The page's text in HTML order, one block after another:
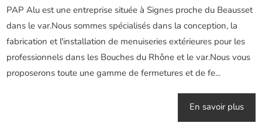
PAP Alu est une entreprise située à Signes proche du Beausset
dans le var.Nous sommes spécialisés dans la conception, la
fabrication et l'installation de menuiseries extérieures pour les
professionnels dans les Bouches du Rhône et le var.Nous vous
proposerons toute une gamme de fermetures et de fe...
En savoir plus